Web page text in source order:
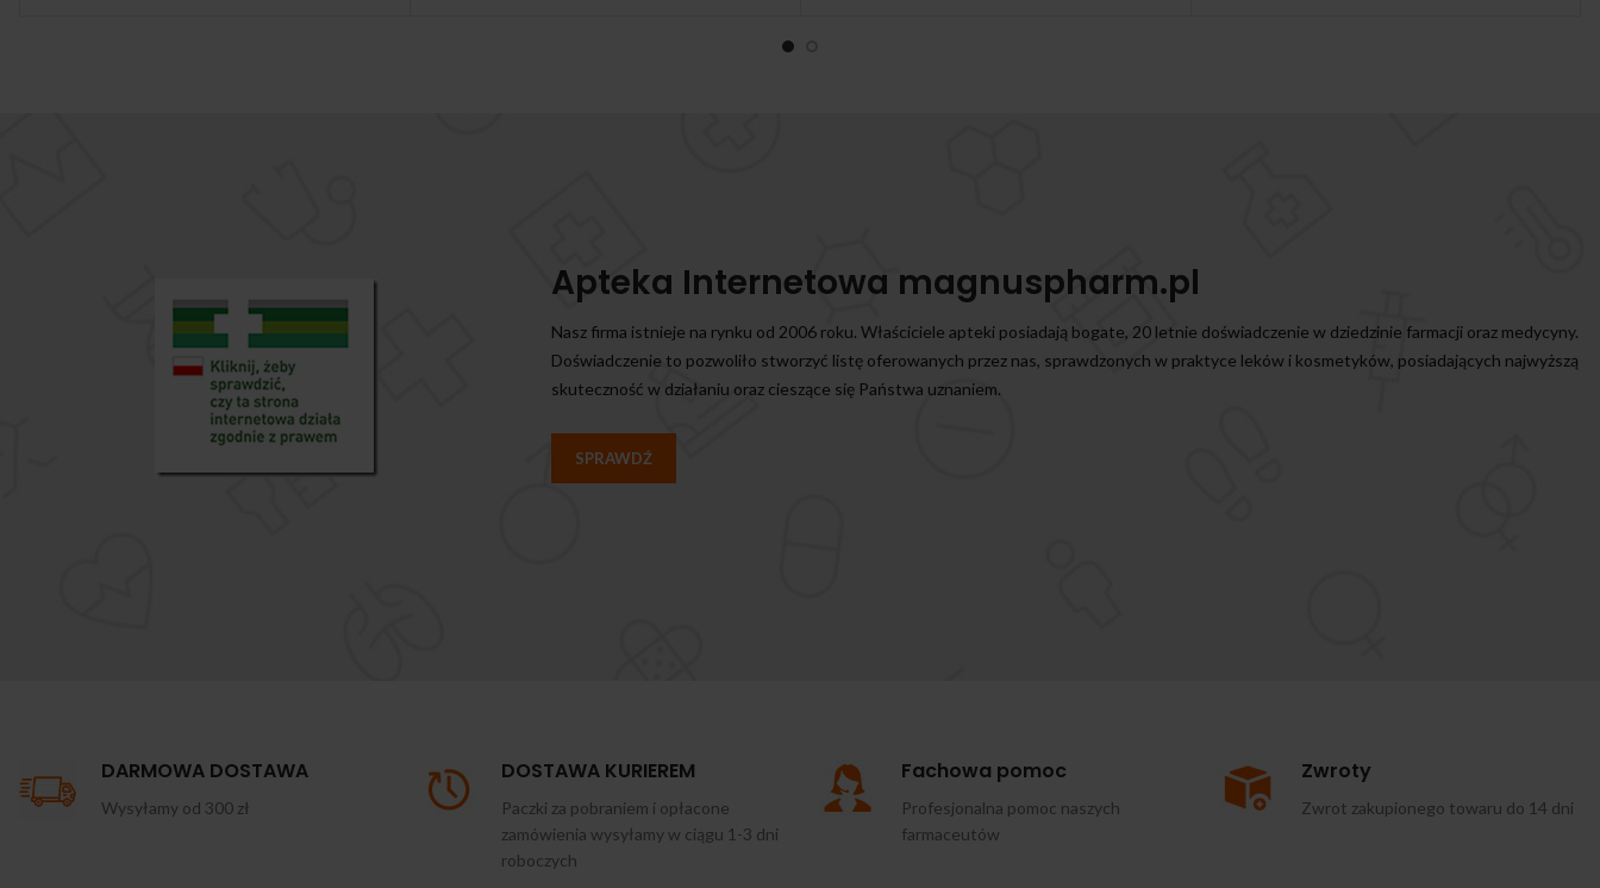
Apteka Internetowa magnuspharm.pl
Nasz firma istnieje na rynku od 2006 roku. Właściciele apteki posiadają bogate, 20 letnie doświadczenie w dziedzinie farmacji oraz medycyny.
Doświadczenie to pozwoliło stworzyć listę oferowanych przez nas, sprawdzonych w praktyce leków i kosmetyków, posiadających najwyższą
skuteczność w działaniu oraz cieszące się Państwa uznaniem.
SPRAWDŹ
DARMOWA DOSTAWA
Wysyłamy od 300 zł
DOSTAWA KURIEREM
Paczki za pobraniem i opłacone
zamówienia wysyłamy w ciągu 1-3 dni
roboczych
Fachowa pomoc
Profesjonalna pomoc naszych
farmaceutów
Zwroty
Zwrot zakupionego towaru do 14 dni